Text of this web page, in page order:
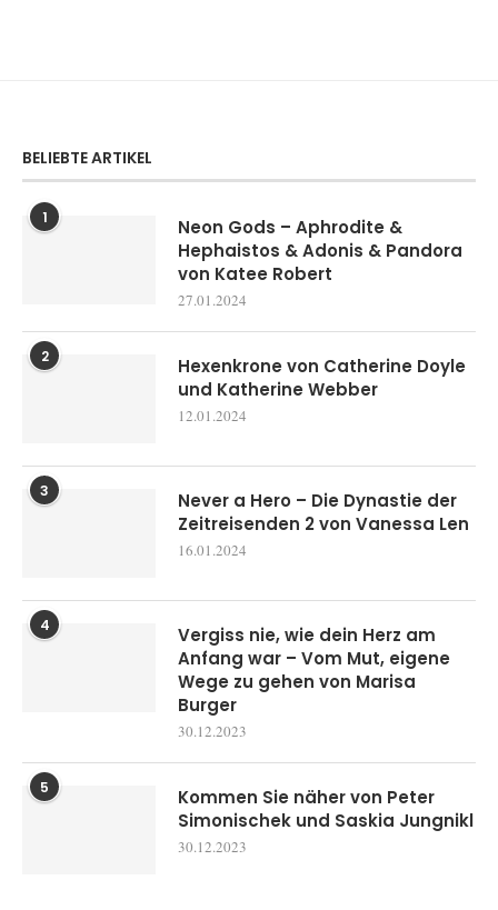
BELIEBTE ARTIKEL
1
Neon Gods – Aphrodite &
Hephaistos & Adonis & Pandora
von Katee Robert
27.01.2024
2
Hexenkrone von Catherine Doyle
und Katherine Webber
12.01.2024
3
Never a Hero – Die Dynastie der
Zeitreisenden 2 von Vanessa Len
16.01.2024
4
Vergiss nie, wie dein Herz am
Anfang war – Vom Mut, eigene
Wege zu gehen von Marisa
Burger
30.12.2023
5
Kommen Sie näher von Peter
Simonischek und Saskia Jungnikl
30.12.2023